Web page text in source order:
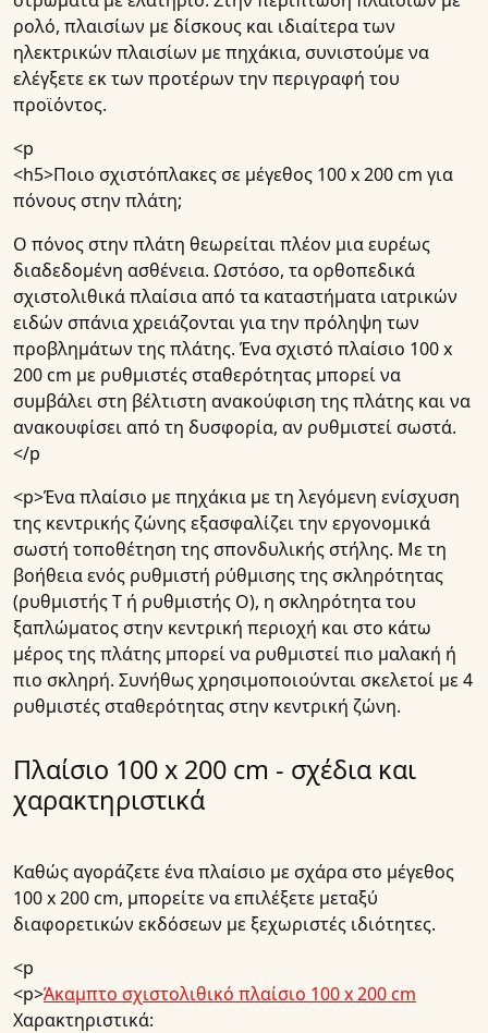
ρολό, πλαισίων με δίσκους και ιδιαίτερα των
ηλεκτρικών πλαισίων με πηχάκια, συνιστούμε να
ελέγξετε εκ των προτέρων την περιγραφή του
προϊόντος.
<p
<h5>Ποιο σχιστόπλακες σε μέγεθος 100 x 200 cm για
πόνους στην πλάτη;
Ο πόνος στην πλάτη θεωρείται πλέον μια ευρέως
διαδεδομένη ασθένεια. Ωστόσο, τα ορθοπεδικά
σχιστολιθικά πλαίσια από τα καταστήματα ιατρικών
ειδών σπάνια χρειάζονται για την πρόληψη των
προβλημάτων της πλάτης. Ένα σχιστό πλαίσιο 100 x
200 cm με ρυθμιστές σταθερότητας μπορεί να
συμβάλει στη βέλτιστη ανακούφιση της πλάτης και να
ανακουφίσει από τη δυσφορία, αν ρυθμιστεί σωστά.
</p
<p>Ένα πλαίσιο με πηχάκια με τη λεγόμενη ενίσχυση
της κεντρικής ζώνης εξασφαλίζει την εργονομικά
σωστή τοποθέτηση της σπονδυλικής στήλης. Με τη
βοήθεια ενός ρυθμιστή ρύθμισης της σκληρότητας
(ρυθμιστής Τ ή ρυθμιστής Ο), η σκληρότητα του
ξαπλώματος στην κεντρική περιοχή και στο κάτω
μέρος της πλάτης μπορεί να ρυθμιστεί πιο μαλακή ή
πιο σκληρή. Συνήθως χρησιμοποιούνται σκελετοί με 4
ρυθμιστές σταθερότητας στην κεντρική ζώνη.
Πλαίσιο 100 x 200 cm - σχέδια και
χαρακτηριστικά
Καθώς αγοράζετε ένα πλαίσιο με σχάρα στο μέγεθος
100 x 200 cm, μπορείτε να επιλέξετε μεταξύ
διαφορετικών εκδόσεων με ξεχωριστές ιδιότητες.
<p
<p>Άκαμπτο σχιστολιθικό πλαίσιο 100 x 200 cm
Χαρακτηριστικά: